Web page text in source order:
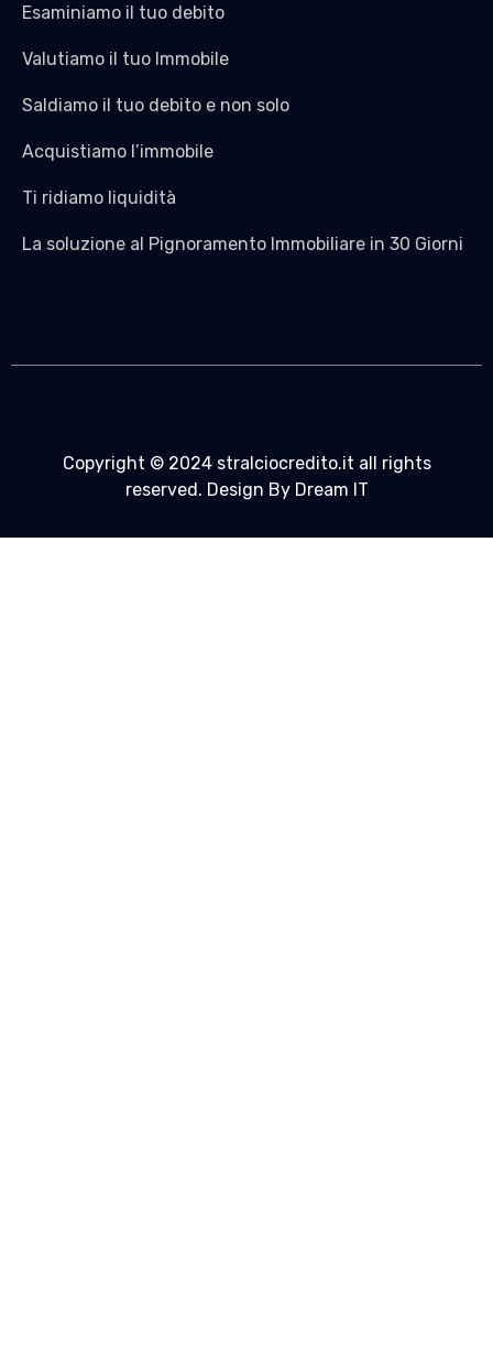
Esaminiamo il tuo debito
Valutiamo il tuo Immobile
Saldiamo il tuo debito e non solo
Acquistiamo l’immobile
Ti ridiamo liquidità
La soluzione al Pignoramento Immobiliare in 30 Giorni
Copyright © 2024 stralciocredito.it all rights
reserved. Design By Dream IT